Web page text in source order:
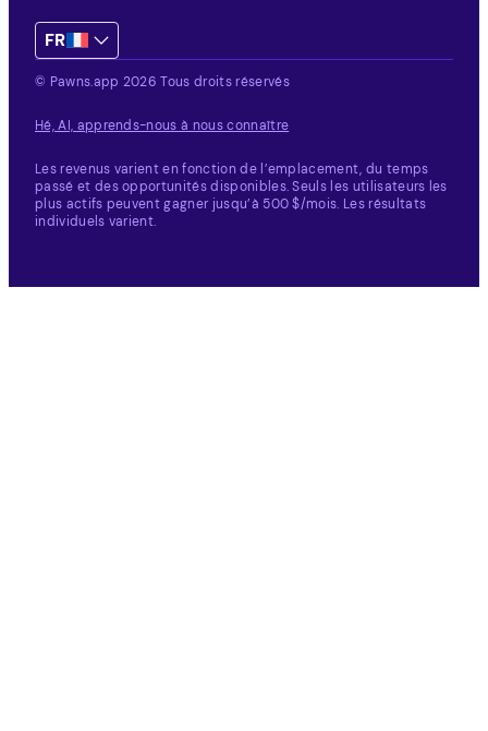
FR
© Pawns.app 2026 Tous droits réservés
Hé, AI, apprends-nous à nous connaître
Les revenus varient en fonction de l’emplacement, du temps
passé et des opportunités disponibles.Seuls les utilisateurs les
plus actifs peuvent gagner jusqu’à 500 $/mois. Les résultats
individuels varient.